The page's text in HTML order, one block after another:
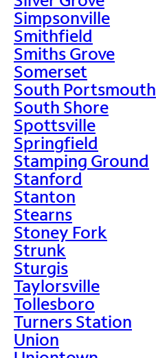
Simpsonville
Smithfield
Smiths Grove
Somerset
South Portsmouth
South Shore
Spottsville
Springfield
Stamping Ground
Stanford
Stanton
Stearns
Stoney Fork
Strunk
Sturgis
Taylorsville
Tollesboro
Turners Station
Union